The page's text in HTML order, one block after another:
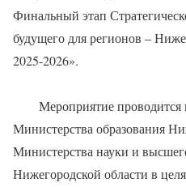
Финальный этап
будущего для регионов –
2025-2026».
Мероприятие
Министерства образования
Министерства науки и
Нижегородской области в